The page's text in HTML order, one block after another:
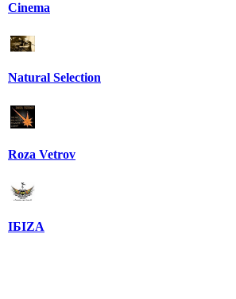
Cinema
Natural Selection
Roza Vetrov
IБIZA